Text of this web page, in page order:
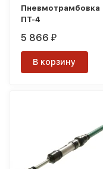
Пневмотрамбовка
ПТ-4
5 866₽
В корзину